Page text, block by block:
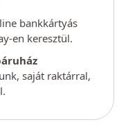
bankkártyás
en keresztül.
saját raktárral,